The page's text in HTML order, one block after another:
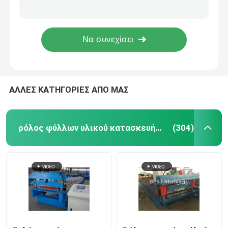
Roof ρολό κεραμίδι αποτελούν μηχανή
ρολό τεγίδα αποτελούν μηχανή
γενεαλογικά και γραμμής ρολό που αποτελούν
Κάτω από το ρόλο σωλήνων που διαμορφώνει τη
ΑΛΛΕΣ ΚΑΤΗΓΟΡΙΕΣ ΑΠΟ ΜΑΣ
ρόλος φύλλων υλικού κατασκευής σκεπής που διαμορφώνει τη μηχανή (304)